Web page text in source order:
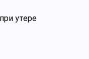
утере